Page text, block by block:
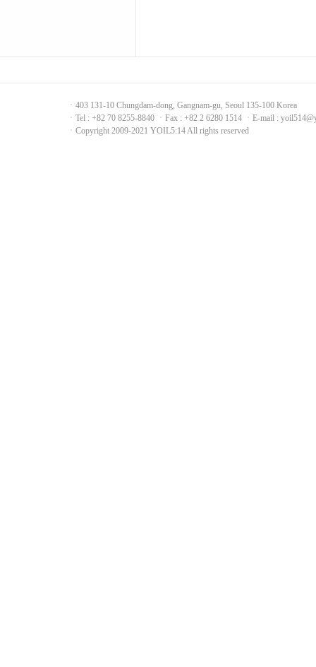
ㆍ403 131-10 Chungdam-dong, Gangnam-gu, Seoul 135-100 Korea
ㆍTel : +82 70 8255-8840 ㆍFax : +82 2 6280 1514 ㆍE-mail :
ㆍCopyright 2009-2021 YOIL5:14 All rights reserved